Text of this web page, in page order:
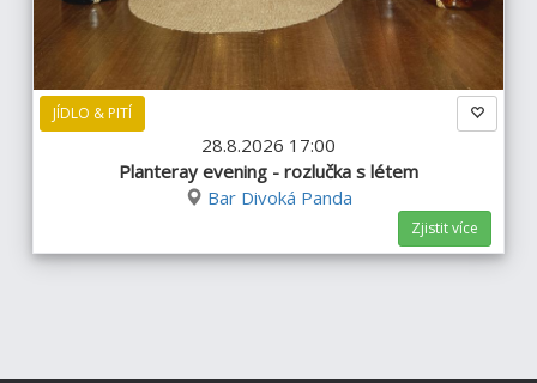
JÍDLO & PITÍ
28.8.2026 17:00
Planteray evening - rozlučka s létem
Bar Divoká Panda
Zjistit více